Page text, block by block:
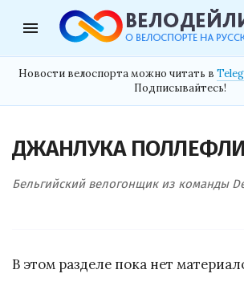
menu
Новости велоспорта можно читать в
Подписывайтесь!
ДЖАНЛУКА
Бельгийский велогонщик из команды
В этом разделе пока нет